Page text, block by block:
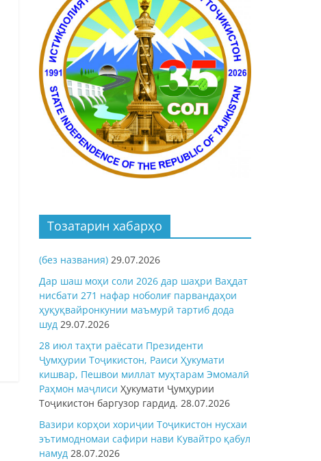
Тозатарин хабарҳо
(без названия) 29.07.2026
Дар шаш моҳи соли 2026 дар шаҳри Ваҳдат
нисбати 271 нафар ноболиғ парвандаҳои
ҳуқуқвайронкунии маъмурӣ тартиб дода
шуд 29.07.2026
28 июл таҳти раёсати Президенти
Ҷумҳурии Тоҷикистон, Раиси Ҳукумати
кишвар, Пешвои миллат муҳтарам Эмомалӣ
Раҳмон маҷлиси Ҳукумати Ҷумҳурии
Тоҷикистон баргузор гардид. 28.07.2026
Вазири корҳои хориҷии Тоҷикистон нусхаи
эътимодномаи сафири нави Кувайтро қабул
намуд 28.07.2026